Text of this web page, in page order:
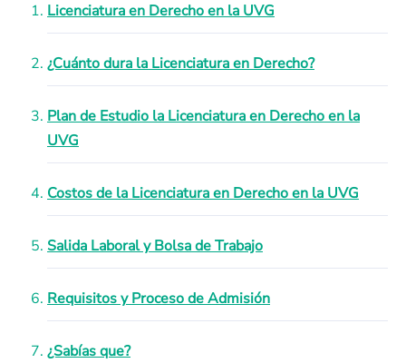
Licenciatura en Derecho en la UVG
¿Cuánto dura la Licenciatura en Derecho?
Plan de Estudio la Licenciatura en Derecho en la
UVG
Costos de la Licenciatura en Derecho en la UVG
Salida Laboral y Bolsa de Trabajo
Requisitos y Proceso de Admisión
¿Sabías que?